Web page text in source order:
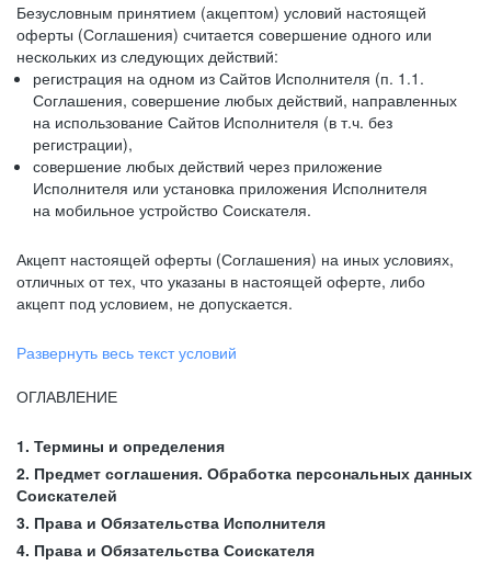
Безусловным принятием (акцептом) условий настоящей
оферты (Соглашения) считается совершение одного или
нескольких из следующих действий:
регистрация на одном из Сайтов Исполнителя (п. 1.1.
Соглашения, совершение любых действий, направленных
на использование Сайтов Исполнителя (в т.ч. без
регистрации),
совершение любых действий через приложение
Исполнителя или установка приложения Исполнителя
на мобильное устройство Соискателя.
Акцепт настоящей оферты (Соглашения) на иных условиях,
отличных от тех, что указаны в настоящей оферте, либо
акцепт под условием, не допускается.
Развернуть весь текст условий
ОГЛАВЛЕНИЕ
1. Термины и определения
2. Предмет соглашения. Обработка персональных данных
Соискателей
3. Права и Обязательства Исполнителя
4. Права и Обязательства Соискателя